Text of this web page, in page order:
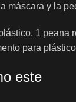
máscara y la
1 peana
para
este